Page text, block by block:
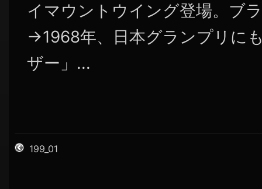
イマウントウイング登場。ブ
→1968年、日本グランプリに
ザー」...
199_01